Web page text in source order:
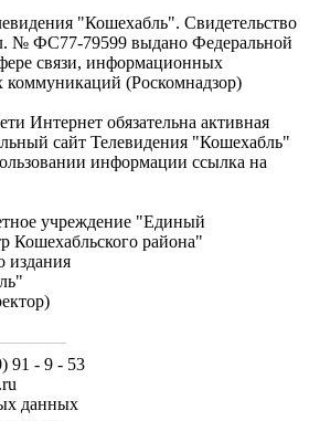
"Кошехабль". Свидетельство
№ ФС77-79599 выдано Федеральной
связи, информационных
коммуникаций (Роскомнадзор)
Интернет обязательна активная
сайт Телевидения "Кошехабль"
информации ссылка на
учреждение "Единый
Кошехабльского района"
издания
91 - 9 - 53
данных